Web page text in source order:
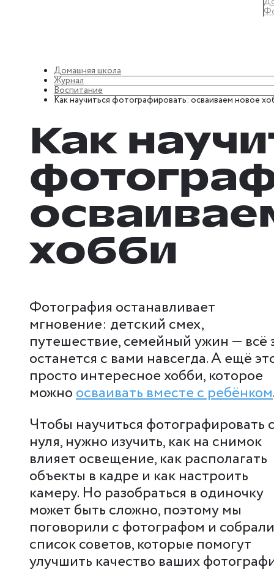
Домашняя школа
Журнал
Воспитание
Как научиться фотографировать: осваиваем новое
Как
хобби
Фотография останавливает
мгновение: детский смех,
путешествие, семейный ужин — всё
останется с вами навсегда. А ещё
просто интересное хобби, которое
можноосваивать вместе с ребёнком
Чтобы научиться фотографировать
нуля, нужно изучить, как на снимок
влияет освещение, как располагать
объекты в кадре и как настроить
камеру. Но разобраться в одиночку
может быть сложно, поэтому мы
поговорили с фотографом и собрали
список советов, которые помогут
улучшить качество ваших